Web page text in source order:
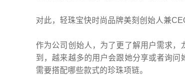
对此，轻珠宝快时尚品牌美刻创始人兼
作为公司创始人，为了更了解用户需求
到，越来越多的用户会跟她分享或者询问
需要搭配哪些款式的珍珠项链。